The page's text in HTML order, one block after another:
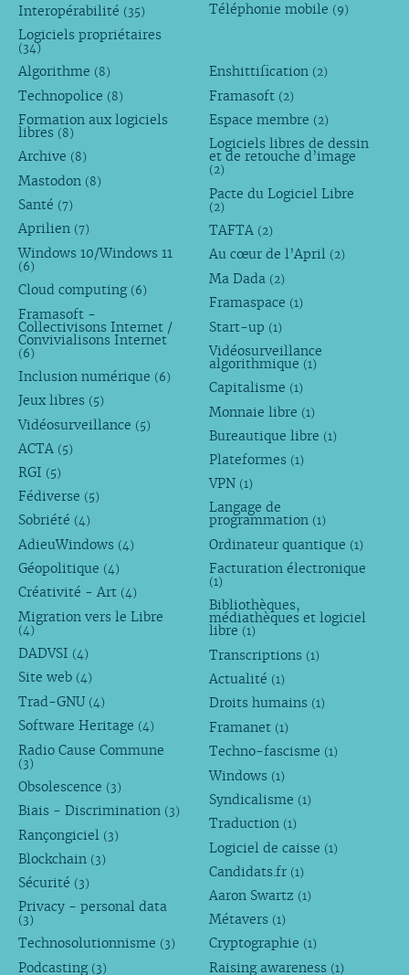
Interopérabilité (35)
Logiciels propriétaires
(34)
Téléphonie mobile (9)
Algorithme (8)
Technopolice (8)
Formation aux logiciels
libres (8)
Archive (8)
Mastodon (8)
Santé (7)
Aprilien (7)
Windows 10/Windows 11
(6)
Cloud computing (6)
Framasoft -
Collectivisons Internet /
Convivialisons Internet
(6)
Inclusion numérique (6)
Jeux libres (5)
Vidéosurveillance (5)
ACTA (5)
RGI (5)
Fédiverse (5)
Sobriété (4)
AdieuWindows (4)
Géopolitique (4)
Créativité - Art (4)
Migration vers le Libre
(4)
DADVSI (4)
Site web (4)
Trad-GNU (4)
Software Heritage (4)
Radio Cause Commune
(3)
Obsolescence (3)
Biais - Discrimination (3)
Rançongiciel (3)
Blockchain (3)
Sécurité (3)
Privacy - personal data
(3)
Technosolutionnisme (3)
Podcasting (3)
Enshittification (2)
Framasoft (2)
Espace membre (2)
Logiciels libres de dessin
et de retouche d’image
(2)
Pacte du Logiciel Libre
(2)
TAFTA (2)
Au cœur de l’April (2)
Ma Dada (2)
Framaspace (1)
Start-up (1)
Vidéosurveillance
algorithmique (1)
Capitalisme (1)
Monnaie libre (1)
Bureautique libre (1)
Plateformes (1)
VPN (1)
Langage de
programmation (1)
Ordinateur quantique (1)
Facturation électronique
(1)
Bibliothèques,
médiathèques et logiciel
libre (1)
Transcriptions (1)
Actualité (1)
Droits humains (1)
Framanet (1)
Techno-fascisme (1)
Windows (1)
Syndicalisme (1)
Traduction (1)
Logiciel de caisse (1)
Candidats.fr (1)
Aaron Swartz (1)
Métavers (1)
Cryptographie (1)
Raising awareness (1)